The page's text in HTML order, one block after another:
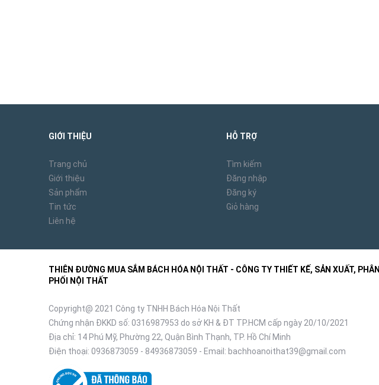
GIỚI THIỆU
Trang chủ
Giới thiệu
Sản phẩm
Tin tức
Liên hệ
HỖ TRỢ
Tìm kiếm
Đăng nhập
Đăng ký
Giỏ hàng
THIÊN ĐƯỜNG MUA SẮM BÁCH HÓA NỘI THẤT - CÔNG TY THIẾT KẾ, SẢN XUẤT, PHÂN
PHỐI NỘI THẤT
Copyright@ 2021 Công ty TNHH Bách Hóa Nội Thất
Chứng nhận ĐKKD số: 0316987953 do sở KH & ĐT TP.HCM cấp ngày 20/10/2021
Địa chỉ: 14 Phú Mỹ, Phường 22, Quận Bình Thạnh, TP. Hồ Chí Minh
Điện thoại: 0936873059 - 84936873059 - Email: bachhoanoithat39@gmail.com